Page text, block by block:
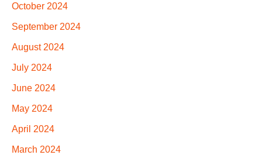
October 2024
September 2024
August 2024
July 2024
June 2024
May 2024
April 2024
March 2024